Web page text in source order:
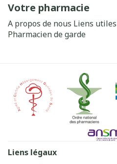
Votre pharmacie
A propos de nous Liens utiles
Pharmacien de garde
Liens légaux